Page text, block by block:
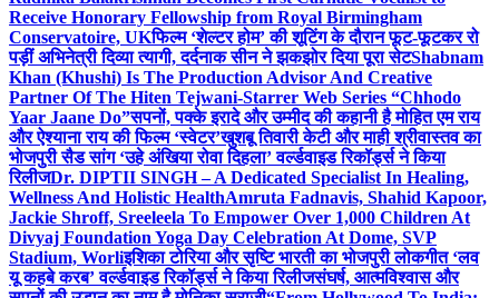
Receive Honorary Fellowship from Royal Birmingham
Conservatoire, UKफिल्म ‘शेल्टर होम’ की शूटिंग के दौरान फूट-फूटकर रो
पड़ीं अभिनेत्री दिव्या त्यागी, दर्दनाक सीन ने झकझोर दिया पूरा सेटShabnam
Khan (Khushi) Is The Production Advisor And Creative
Partner Of The Hiten Tejwani-Starrer Web Series “Chhodo
Yaar Jaane Do”सपनों, पक्के इरादे और उम्मीद की कहानी है मोहित एम राय
और ऐश्याना राय की फिल्म ‘स्वेटर’खुशबू तिवारी केटी और माही श्रीवास्तव का
भोजपुरी सैड सांग ‘उहे अंखिया रोवा दिहला’ वर्ल्डवाइड रिकॉर्ड्स ने किया
रिलीजDr. DIPTII SINGH – A Dedicated Specialist In Healing,
Wellness And Holistic HealthAmruta Fadnavis, Shahid Kapoor,
Jackie Shroff, Sreeleela To Empower Over 1,000 Children At
Divyaj Foundation Yoga Day Celebration At Dome, SVP
Stadium, Worliइशिका टोरिया और सृष्टि भारती का भोजपुरी लोकगीत ‘लव
यू कहबे करब’ वर्ल्डवाइड रिकॉर्ड्स ने किया रिलीजसंघर्ष, आत्मविश्वास और